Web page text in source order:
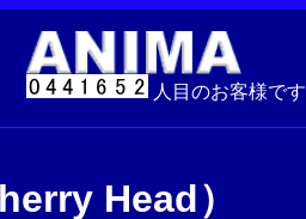
人目のお客様です
Head）